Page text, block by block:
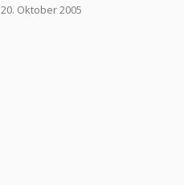
20. Oktober 2005